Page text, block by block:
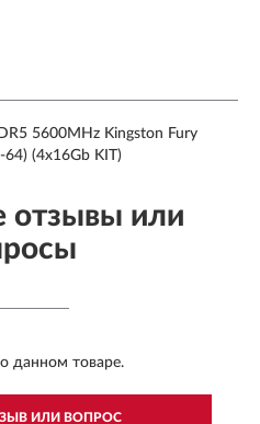
5600MHz Kingston Fury
(4x16Gb KIT)
отзывы или
данном товаре.
ИЛИ ВОПРОС